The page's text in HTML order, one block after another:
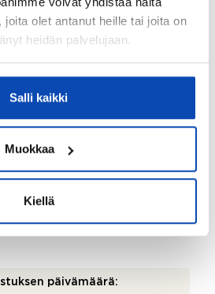
joita olet antanut heille tai joita on
heidän palvelujaan.
Salli kaikki
Muokkaa
Kiellä
Oy Vantaa
päivämäärä: